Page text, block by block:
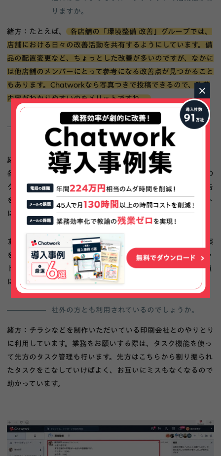
りますか。
緒方：たとえば、
各店舗の「環境整備 改善」グループでは、
店舗における日々の改善活動を共有するようにしています。備
品の配置変更など、ちょっとした改善が多いのですが、なかに
は他店舗のメンバーにとって参考になる改善点が見つかること
もあります。Chatworkなら写真つきで投稿できるので、改善
内容がわかりやすいのもメリットですね。
まさに"1対多"の情報共有ならではの利点が生ま
れていますね。
緒方：他にも、シフトの変更を共有するグループチャットや、
各店舗の発注依頼を管理するグループチャット、お客様からの
クレームを報告・共有するグループチャット、備品の破損報告
を行うグループチャットなど、様々な情報をグループチャット
に分類してやりとりしています。
また、「相談・質問コーナー」は、現場スタッフが質問・相談
を書き込んで、それに他の人が回答するためのグループチャッ
トです。このグループチャットのおかげで、以前のように社員
に質問が集中してしまうことがなくなりました。
社外の方とも利用されているのでしょうか。
緒方：チラシなどを制作いただいている印刷会社とのやりとり
に利用しています。業務をお願いする際は、タスク機能を使っ
て先方のタスク管理も行います。先方はこちらから割り振られ
たタスクをこなしていけばよく、お互いにミスもなくなるので
助かっています。
×